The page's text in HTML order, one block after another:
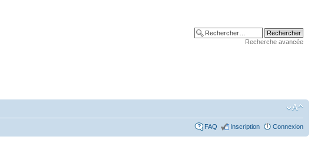
Recherche avancée
FAQ Inscription Connexion